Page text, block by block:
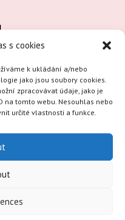
s cookies
k ukládání a/nebo
jako jsou soubory cookies.
zpracovávat údaje, jako je
na tomto webu. Nesouhlas nebo
určité vlastnosti a funkce.
Móňou
n
s
t
a
g
m
2026